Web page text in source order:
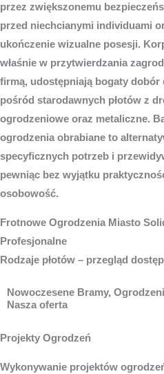
przez zwiększonemu
przed niechcianymi individuami
ukończenie wizualne posesji.
właśnie w przytwierdzania
firmą, udostępniają bogaty dobór
pośród starodawnych płotów z
ogrodzeniowe oraz metaliczne.
ogrodzenia obrabiane to
specyficznych potrzeb i
pewniąc bez wyjątku
osobowość.
Frotnowe Ogrodzenia Miasto
Profesjonalne
Rodzaje płotów – przegląd
Nowoczesene Bramy,
Nasza oferta
Projekty Ogrodzeń
Wykonywanie projektów